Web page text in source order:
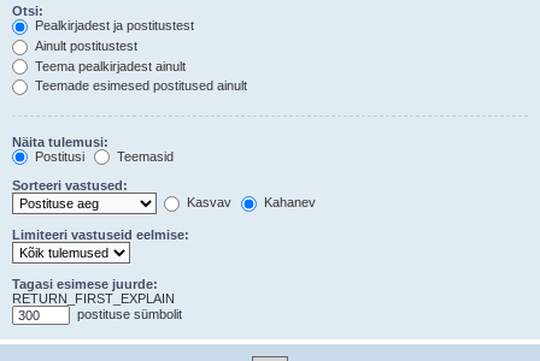
Otsi:
Pealkirjadest ja postitustest
Ainult postitustest
Teema pealkirjadest ainult
Teemade esimesed postitused ainult
Näita tulemusi:
Postitusi
Teemasid
Sorteeri vastused:
Kasvav
Kahanev
Limiteeri vastuseid eelmise:
Tagasi esimese juurde:
RETURN_FIRST_EXPLAIN
postituse sümbolit